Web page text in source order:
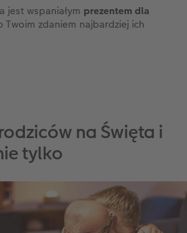
jest wspaniałym prezentem dla
Twoim zdaniem najbardziej ich
na Święta i
tylko